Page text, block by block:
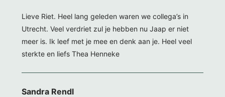
Lieve Riet. Heel lang geleden waren we collega’s in
Utrecht. Veel verdriet zul je hebben nu Jaap er niet
meer is. Ik leef met je mee en denk aan je. Heel veel
sterkte en liefs Thea Henneke
Sandra Rendl